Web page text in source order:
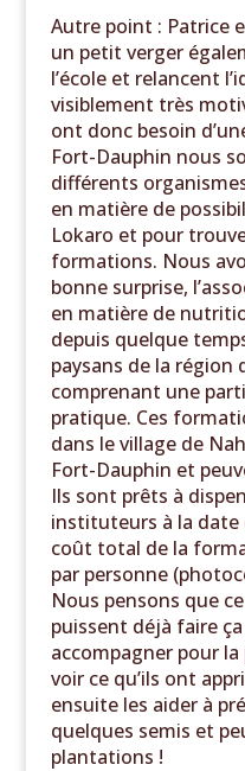
Autre point : Patrice
un petit verger
l’école et relancent
visiblement très
ont donc besoin
Fort-Dauphin nous
différents
en matière de
Lokaro et pour
formations. Nous
bonne surprise,
en matière de
depuis quelque
paysans de la région
comprenant une
pratique. Ces
dans le village de
Fort-Dauphin et
Ils sont prêts à
instituteurs à la date
coût total de la
par personne
Nous pensons que
puissent déjà faire
accompagner pour
voir ce qu’ils ont
ensuite les aider à
quelques semis et
plantations !